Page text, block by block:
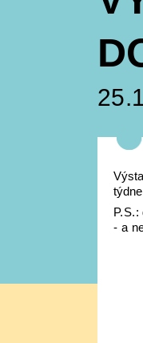
- a